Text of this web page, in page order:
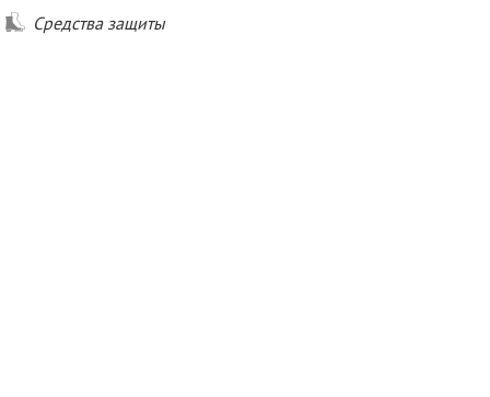
Средства защиты